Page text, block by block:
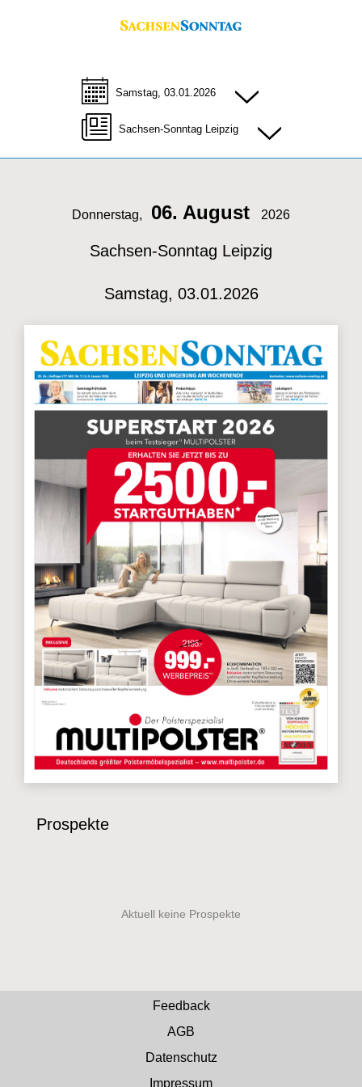
Samstag, 03.01.2026
Sachsen-Sonntag Leipzig
Donnerstag, 06. August 2026
Sachsen-Sonntag Leipzig
Samstag, 03.01.2026
Prospekte
Feedback
AGB
Datenschutz
Impressum